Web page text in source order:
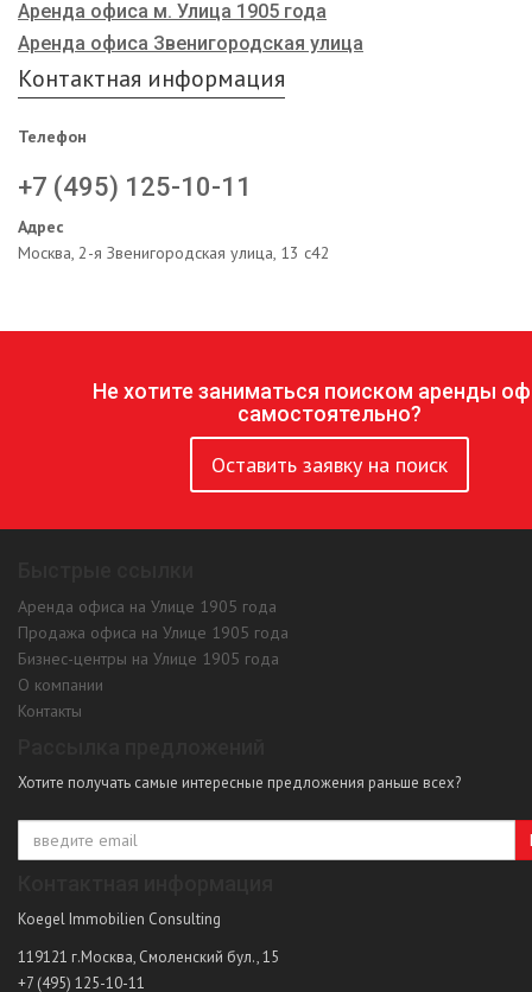
Аренда офиса м. Улица 1905 года
Аренда офиса Звенигородская улица
Контактная информация
Телефон
+7 (495) 125-10-11
Адрес
Москва, 2-я Звенигородская улица, 13 с42
Не хотите заниматься поиском аренды
самостоятельно?
Оставить заявку на поиск
Аренда офиса на Улице 1905 года
Продажа офиса на Улице 1905 года
Бизнес-центры на Улице 1905 года
О компании
Контакты
Хотите получать самые интересные предложения раньше всех?
Koegel Immobilien Consulting
119121 г.Москва, Смоленский бул., 15
+7 (495) 125-10-11